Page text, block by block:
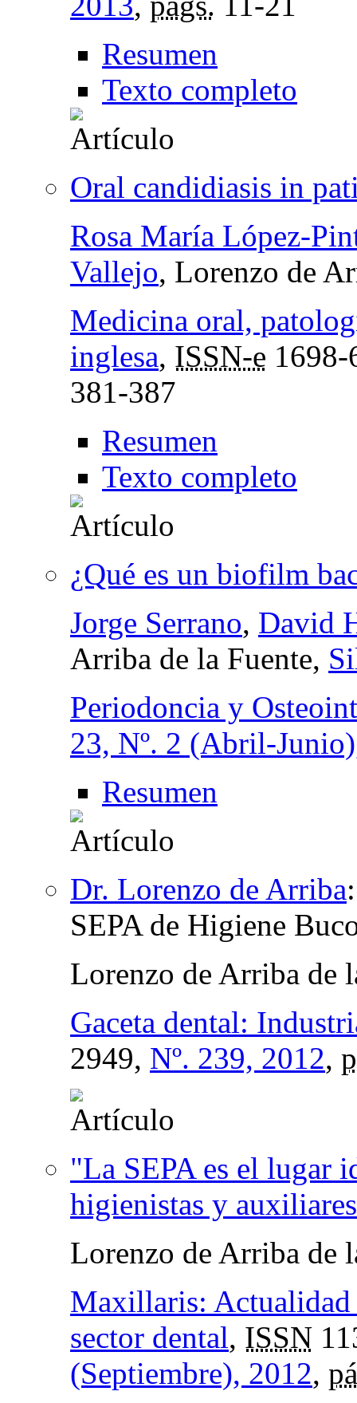
Resumen
Texto completo
Oral candidiasis in
Rosa María López-
Vallejo, Lorenzo de
Medicina oral,
inglesa, ISSN-e
381-387
Resumen
Texto completo
¿Qué es un biofilm
Jorge Serrano, David
Arriba de la Fuente,
Periodoncia y
23, Nº. 2 (Abril-
Resumen
Dr. Lorenzo de Arriba
SEPA de Higiene
Lorenzo de Arriba de
Gaceta dental:
2949, Nº. 239, 2012,
"La SEPA es el lugar
higienistas y
Lorenzo de Arriba de
Maxillaris:
sector dental, ISSN
(Septiembre), 2012,